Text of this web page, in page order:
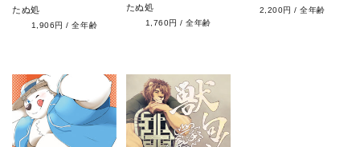
たぬ処
1,906円 /全年齢
たぬ処
1,760円 /全年齢
2,200円 /全年齢